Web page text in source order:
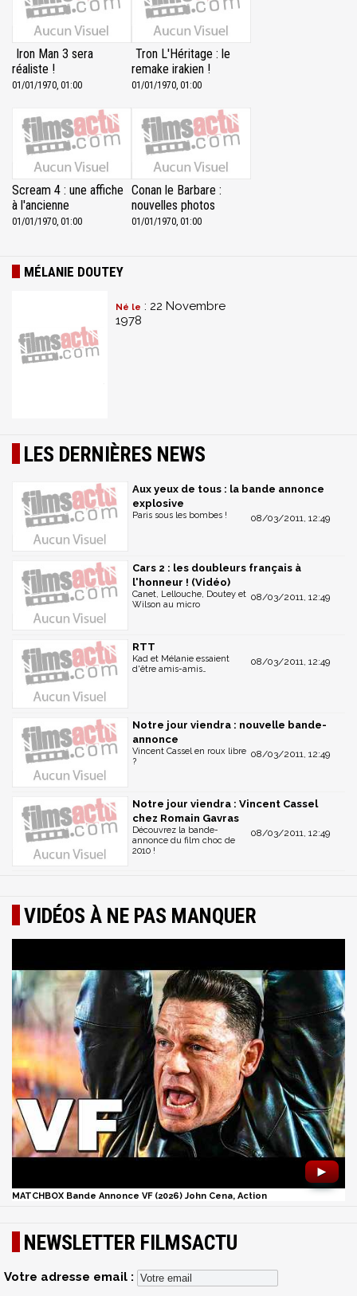
Iron Man 3 sera
réaliste !
01/01/1970, 01:00
Tron L'Héritage : le
remake irakien !
01/01/1970, 01:00
Scream 4 : une affiche
à l'ancienne
01/01/1970, 01:00
Conan le Barbare :
nouvelles photos
01/01/1970, 01:00
MÉLANIE DOUTEY
Né le : 22 Novembre
1978
LES DERNIÈRES NEWS
Aux yeux de tous : la bande annonce
explosive
08/03/2011, 12:49
Paris sous les bombes !
Cars 2 : les doubleurs français à
l'honneur ! (Vidéo)
08/03/2011, 12:49
Canet, Lellouche, Doutey et
Wilson au micro
RTT
08/03/2011, 12:49
Kad et Mélanie essaient
d'être amis-amis…
Notre jour viendra : nouvelle bande-
annonce
08/03/2011, 12:49
Vincent Cassel en roux libre
?
Notre jour viendra : Vincent Cassel
chez Romain Gavras
08/03/2011, 12:49
Découvrez la bande-
annonce du film choc de
2010 !
VIDÉOS À NE PAS MANQUER
►
MATCHBOX Bande Annonce VF (2026) John Cena, Action
NEWSLETTER FILMSACTU
Votre adresse email :